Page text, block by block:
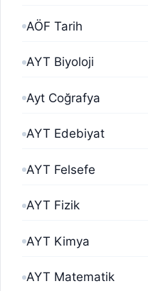
AÖF Tarih
AYT Biyoloji
Ayt Coğrafya
AYT Edebiyat
AYT Felsefe
AYT Fizik
AYT Kimya
AYT Matematik